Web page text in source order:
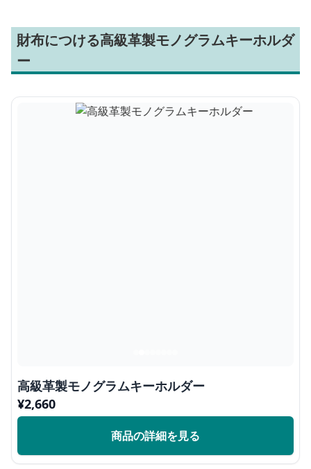
財布につける高級革製モノグラムキーホルダ
ー
高級革製モノグラムキーホルダー
¥2,660
商品の詳細を見る